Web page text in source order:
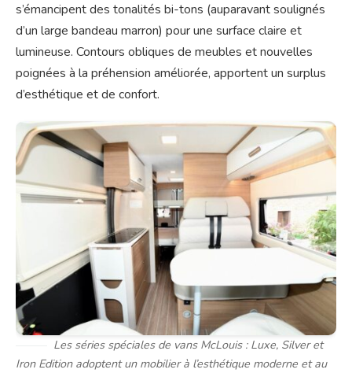
s’émancipent des tonalités bi-tons (auparavant soulignés
d’un large bandeau marron) pour une surface claire et
lumineuse. Contours obliques de meubles et nouvelles
poignées à la préhension améliorée, apportent un surplus
d’esthétique et de confort.
Les séries spéciales de vans McLouis : Luxe, Silver et
Iron Edition adoptent un mobilier à l’esthétique moderne et au